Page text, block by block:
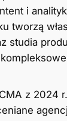
i
tworzą
studia
z 2024